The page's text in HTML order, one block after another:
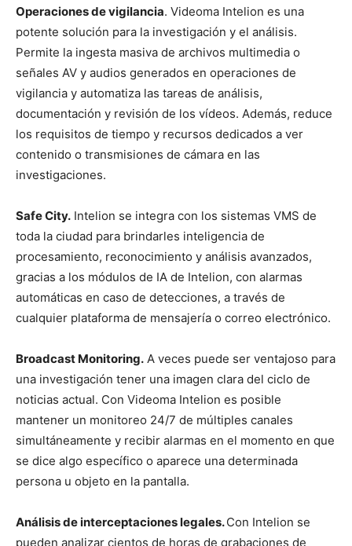
Operaciones de vigilancia. Videoma Intelion es una
potente solución para la investigación y el análisis.
Permite la ingesta masiva de archivos multimedia o
señales AV y audios generados en operaciones de
vigilancia y automatiza las tareas de análisis,
documentación y revisión de los vídeos. Además, reduce
los requisitos de tiempo y recursos dedicados a ver
contenido o transmisiones de cámara en las
investigaciones.
Safe City. Intelion se integra con los sistemas VMS de
toda la ciudad para brindarles inteligencia de
procesamiento, reconocimiento y análisis avanzados,
gracias a los módulos de IA de Intelion, con alarmas
automáticas en caso de detecciones, a través de
cualquier plataforma de mensajería o correo electrónico.
Broadcast Monitoring. A veces puede ser ventajoso para
una investigación tener una imagen clara del ciclo de
noticias actual. Con Videoma Intelion es posible
mantener un monitoreo 24/7 de múltiples canales
simultáneamente y recibir alarmas en el momento en que
se dice algo específico o aparece una determinada
persona u objeto en la pantalla.
Análisis de interceptaciones legales.Con Intelion se
pueden analizar cientos de horas de grabaciones de